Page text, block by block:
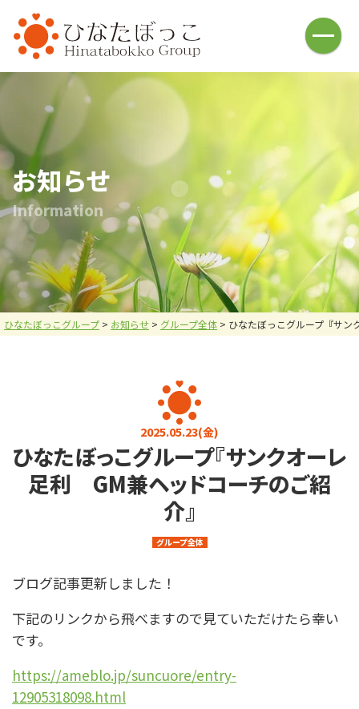
HOME
介護福祉事業
ひなたぼっこ(借宿町)
ひなたぼっこ(中川町)
ひなた庵(⼩俣町)
さんぽ道(⼭下町)
ひなたの広場(五⼗部町)
ひなた⽇和(本城)
ハレノヒ(中川町)
あしかが⻄の杜(⼭下町)
おひさま
名草釣堀
釣堀施設・ヤギ牧場
バーベキュー施設
お問い合わせ
炭焼倶楽部 火炉
メニュー
採用情報 会社案内
介護に関するご相談
080-4760-7823
9:00～17:00 (土日・祝日を除く)
求人・その他
9:00～17:00 (土日・祝日を除く)
メールフォーム
お知らせ
Information
ひなたぼっこグループ > お知らせ > グループ全体 > ひなたぼっこグループ『サ
2025.05.23(金)
ひなたぼっこグループ『サンクオーレ
足利 GM兼ヘッドコーチのご紹
介』
グループ全体
ブログ記事更新しました！
下記のリンクから飛べますので見ていただけたら幸い
です。
https://ameblo.jp/suncuore/entry-
12905318098.html